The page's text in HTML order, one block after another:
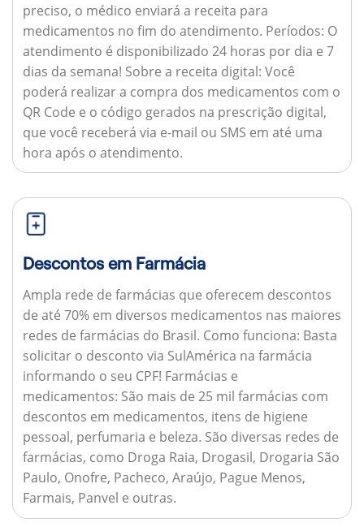
preciso, o médico enviará a receita para
medicamentos no fim do atendimento. Períodos: O
atendimento é disponibilizado 24 horas por dia e 7
dias da semana! Sobre a receita digital: Você
poderá realizar a compra dos medicamentos com o
QR Code e o código gerados na prescrição digital,
que você receberá via e-mail ou SMS em até uma
hora após o atendimento.
Descontos em Farmácia
Ampla rede de farmácias que oferecem descontos
de até 70% em diversos medicamentos nas maiores
redes de farmácias do Brasil. Como funciona: Basta
solicitar o desconto via SulAmérica na farmácia
informando o seu CPF! Farmácias e
medicamentos: São mais de 25 mil farmácias com
descontos em medicamentos, itens de higiene
pessoal, perfumaria e beleza. São diversas redes de
farmácias, como Droga Raia, Drogasil, Drogaria São
Paulo, Onofre, Pacheco, Araújo, Pague Menos,
Farmais, Panvel e outras.